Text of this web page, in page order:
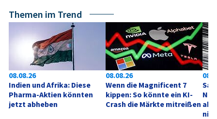
Themen im Trend
08.08.26
Indien und Afrika: Diese
Pharma-Aktien könnten
jetzt abheben
08.08.26
Wenn die Magnificent 7
kippen: So könnte ein KI-
Crash die Märkte mitreißen